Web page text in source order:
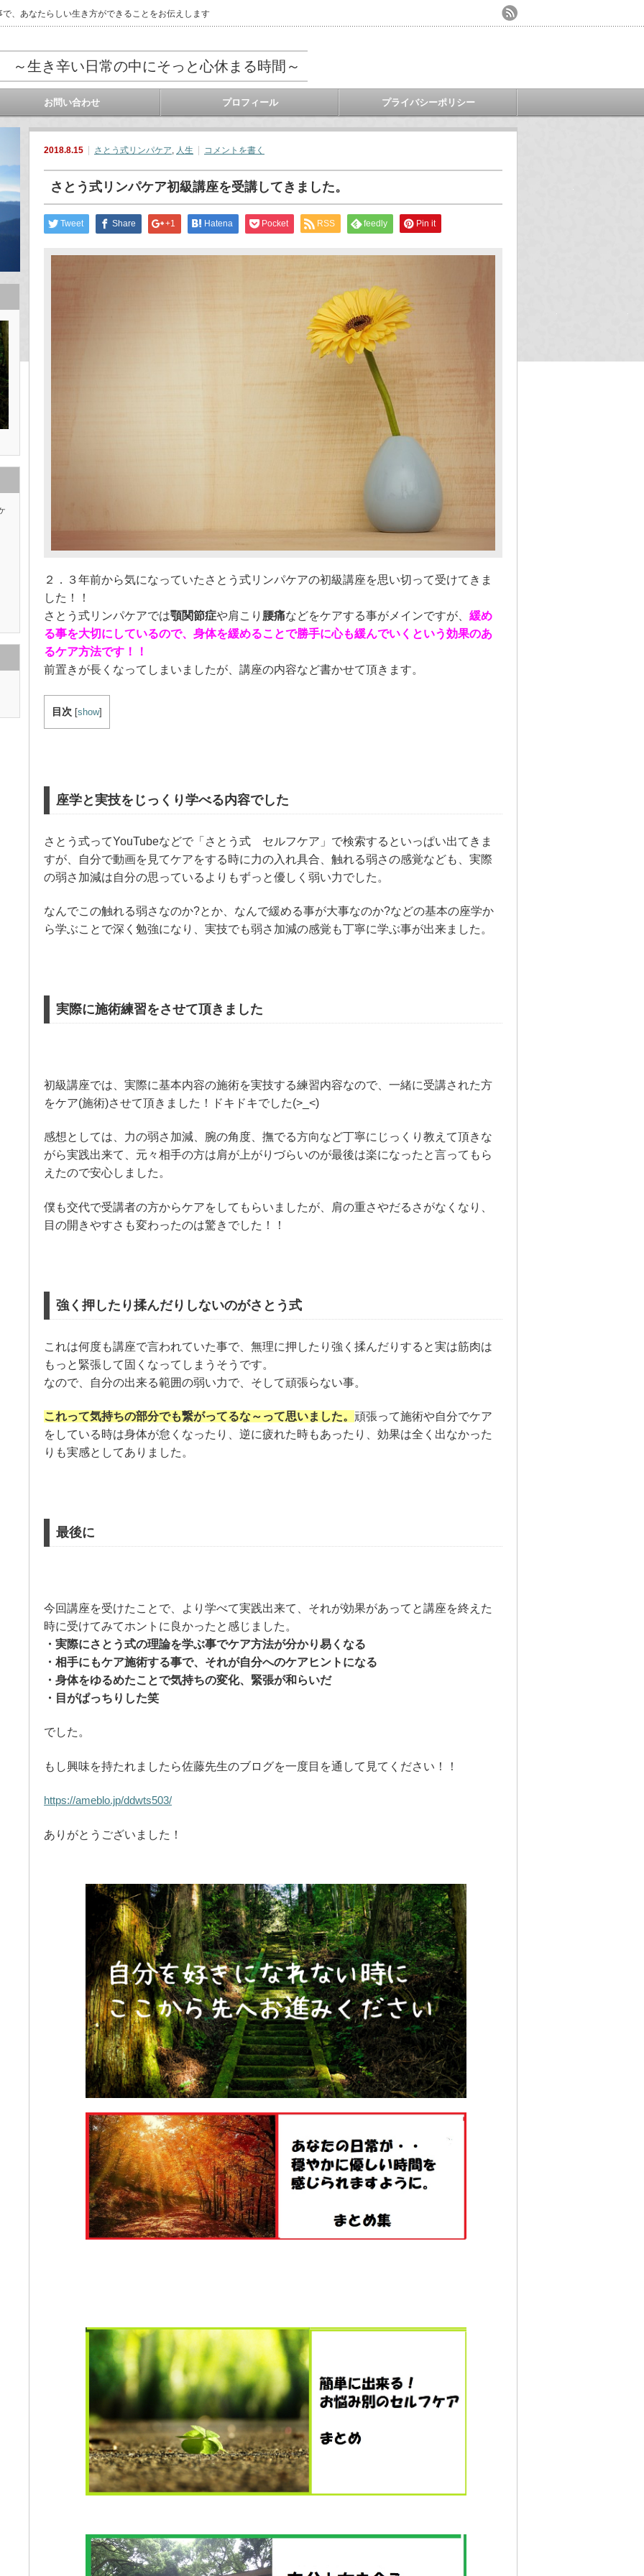
、あなたらしい生き方ができることをお伝えします
生き辛い日常の中にそっと心休まる時間～
お問い合わせ プロフィール プライバシーポリシー
2018.8.15 さとう式リンパケア, 人生 コメントを書く
さとう式リンパケア初級講座を受講してきました。
Tweet Share +1 Hatena Pocket RSS feedly Pin it
２．３年前から気になっていたさとう式リンパケアの初級講座を思い切って受けてきま
した！！
さとう式リンパケアでは顎関節症や肩こり 腰痛などをケアする事がメインですが、 緩め
る事を大切にしているので、身体を緩めることで勝手に心も緩んでいくという効果のあ
るケア方法です！！
前置きが長くなってしまいましたが、講座の内容など書かせて頂きます。
目次 [show]
座学と実技をじっくり学べる内容でした
さとう式ってYouTubeなどで「さとう式 セルフケア」で検索するといっぱい出てきま
すが、自分で動画を見てケアをする時に力の入れ具合、触れる弱さの感覚なども、実際
の弱さ加減は自分の思っているよりもずっと優しく弱い力でした。
なんでこの触れる弱さなのか?とか、なんで緩める事が大事なのか?などの基本の座学か
ら学ぶことで深く勉強になり、実技でも弱さ加減の感覚も丁寧に学ぶ事が出来ました。
実際に施術練習をさせて頂きました
初級講座では、実際に基本内容の施術を実技する練習内容なので、一緒に受講された方
をケア(施術)させて頂きました！ドキドキでした(>_<)
感想としては、力の弱さ加減、腕の角度、撫でる方向など丁寧にじっくり教えて頂きな
がら実践出来て、元々相手の方は肩が上がりづらいのが最後は楽になったと言ってもら
えたので安心しました。
僕も交代で受講者の方からケアをしてもらいましたが、肩の重さやだるさがなくなり、
目の開きやすさも変わったのは驚きでした！！
強く押したり揉んだりしないのがさとう式
これは何度も講座で言われていた事で、無理に押したり強く揉んだりすると実は筋肉は
もっと緊張して固くなってしまうそうです。
なので、自分の出来る範囲の弱い力で、そして頑張らない事。
これって気持ちの部分でも繋がってるな～って思いました。 頑張って施術や自分でケア
をしている時は身体が怠くなったり、逆に疲れた時もあったり、効果は全く出なかった
りも実感としてありました。
最後に
今回講座を受けたことで、より学べて実践出来て、それが効果があってと講座を終えた
時に受けてみてホントに良かったと感じました。
・実際にさとう式の理論を学ぶ事でケア方法が分かり易くなる
・相手にもケア施術する事で、それが自分へのケアヒントになる
・身体をゆるめたことで気持ちの変化、緊張が和らいだ
・目がぱっちりした笑
でした。
もし興味を持たれましたら佐藤先生のブログを一度目を通して見てください！！
https://ameblo.jp/ddwts503/
ありがとうございました！